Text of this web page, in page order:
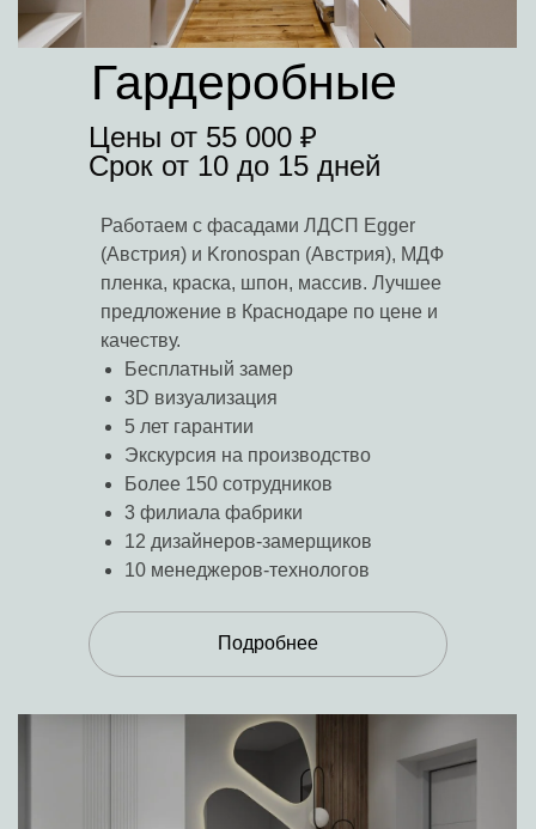
Гардеробные
Подробнее
Цены от 55 000 ₽
Срок от 10 до 15 дней
Работаем с фасадами ЛДСП Egger
(Австрия) и Kronospan (Австрия), МДФ
пленка, краска, шпон, массив. Лучшее
предложение в Краснодаре по цене и
качеству.
Бесплатный замер
3D визуализация
5 лет гарантии
Экскурсия на производство
Более 150 сотрудников
3 филиала фабрики
12 дизайнеров-замерщиков
10 менеджеров-технологов